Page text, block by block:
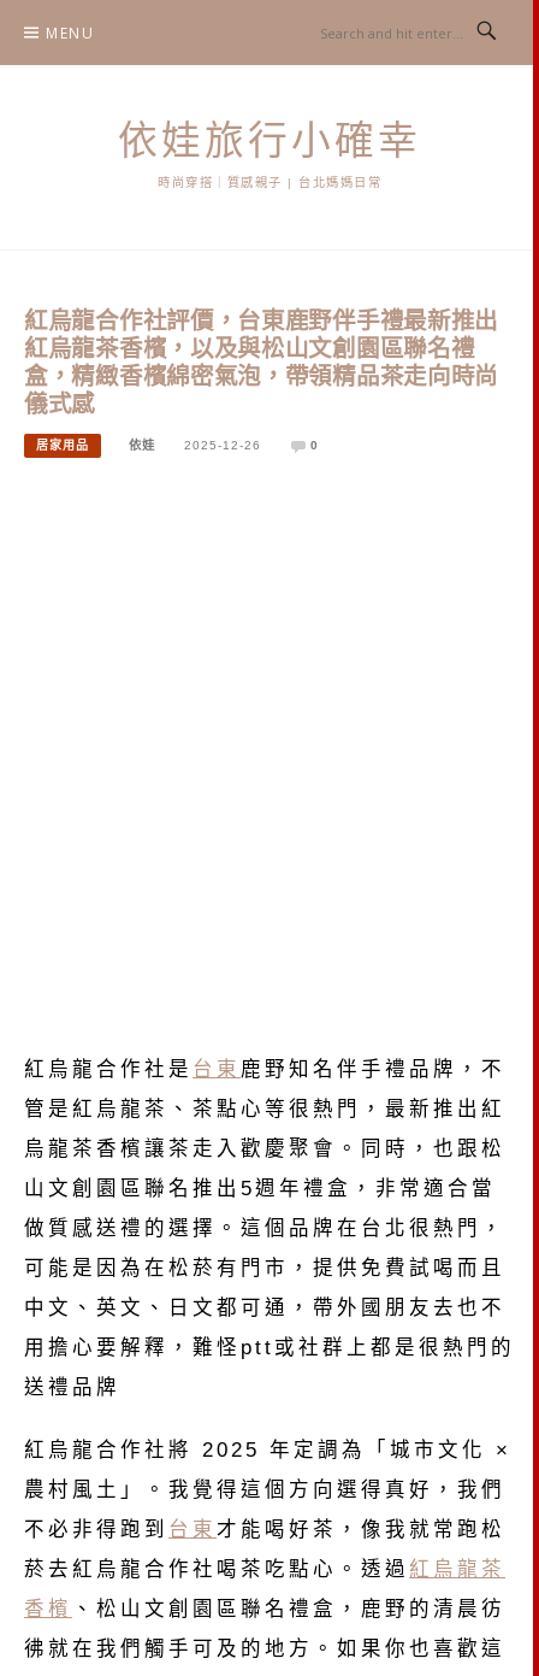
content
MENU
依娃旅行小確幸
時尚穿搭｜質感親子 | 台北媽媽日常
紅烏龍合作社評價，台東鹿野伴手禮最新推出
紅烏龍茶香檳，以及與松山文創園區聯名禮
盒，精緻香檳綿密氣泡，帶領精品茶走向時尚
儀式感
居家用品 依娃 2025-12-26 0
紅烏龍合作社是 台東 鹿野知名伴手禮品牌，不
管是紅烏龍茶、茶點心等很熱門，最新推出紅
烏龍茶香檳讓茶走入歡慶聚會。同時，也跟松
山文創園區聯名推出5週年禮盒，非常適合當
做質感送禮的選擇。這個品牌在台北很熱門，
可能是因為在松菸有門市，提供免費試喝而且
中文、英文、日文都可通，帶外國朋友去也不
用擔心要解釋，難怪ptt或社群上都是很熱門的
送禮品牌
紅烏龍合作社將 2025 年定調為「城市文化 ×
農村風土」。我覺得這個方向選得真好，我們
不必非得跑到 台東 才能喝好茶，像我就常跑松
菸去紅烏龍合作社喝茶吃點心。透過 紅烏龍茶
香檳 、松山文創園區聯名禮盒，鹿野的清晨彷
彿就在我們觸手可及的地方。如果你也喜歡這